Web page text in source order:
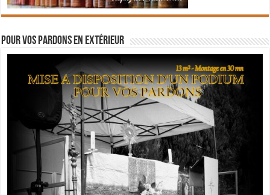
Pour vos pardons en extérieur